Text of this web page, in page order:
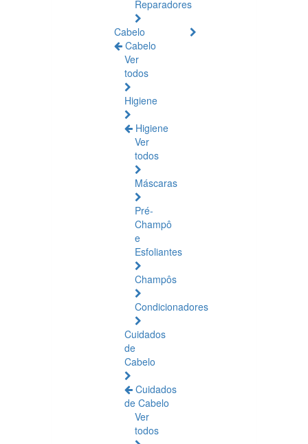
Reparadores
Cabelo
Cabelo
Ver
todos
Higiene
Higiene
Ver
todos
Máscaras
Pré-
Champô
e
Esfoliantes
Champôs
Condicionadores
Cuidados
de
Cabelo
Cuidados
de Cabelo
Ver
todos